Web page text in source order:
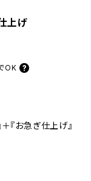
上げ
OK
『お急ぎ仕上げ』